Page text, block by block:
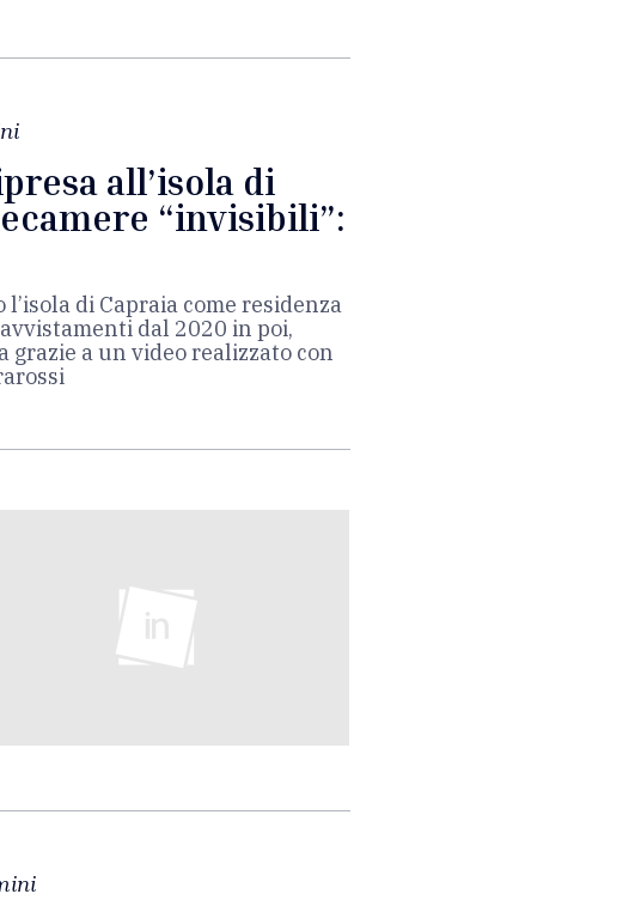
all’isola di
“invisibili”:
l’isola di Capraia come residenza
dal 2020 in poi,
grazie a un video realizzato con